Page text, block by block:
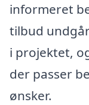
informeret
tilbud
i projektet,
der passer
ønsker.